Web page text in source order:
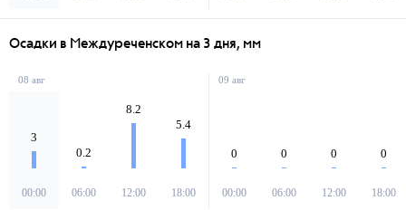
Осадки в Междуреченском на 3 дня, мм
08 авг
3
00:00
0.2
06:00
8.2
12:00
5.4
18:00
09 авг
0
00:00
0
06:00
0
12:00
0
18:00